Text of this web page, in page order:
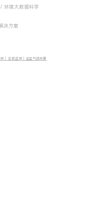
环境大数据科学
决方案
｜ 走航监测｜ 温室气体采集